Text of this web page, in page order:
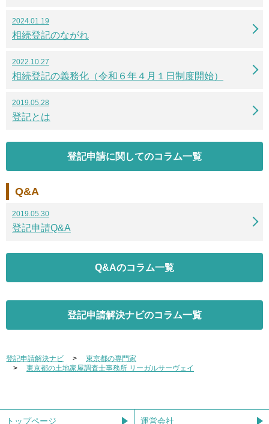
2024.01.19
相続登記のながれ
2022.10.27
相続登記の義務化（令和６年４月１日制度開始）
2019.05.28
登記とは
登記申請に関してのコラム一覧
Q&A
2019.05.30
登記申請Q&A
Q&Aのコラム一覧
登記申請解決ナビのコラム一覧
登記申請解決ナビ
東京都の専門家
東京都の土地家屋調査士事務所 リーガルサーヴェイ
トップページ 運営会社